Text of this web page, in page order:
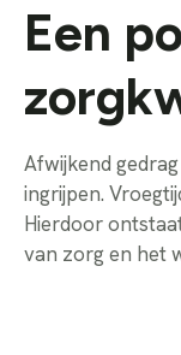
Een
Afwijkend
ingrijpen.
Hierdoor
van zorg en het